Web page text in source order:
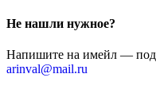
Не нашли нужное?
Напишите на имейл —
arinval@mail.ru